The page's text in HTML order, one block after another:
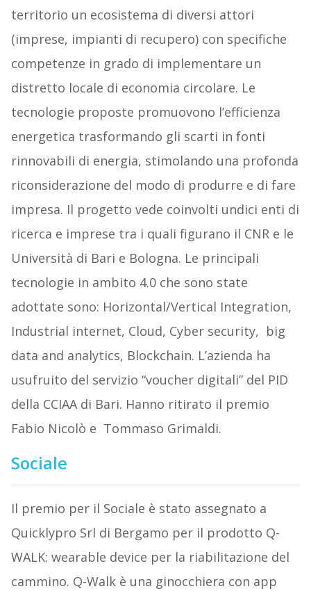
territorio un ecosistema di diversi attori
(imprese, impianti di recupero) con specifiche
competenze in grado di implementare un
distretto locale di economia circolare. Le
tecnologie proposte promuovono l’efficienza
energetica trasformando gli scarti in fonti
rinnovabili di energia, stimolando una profonda
riconsiderazione del modo di produrre e di fare
impresa. Il progetto vede coinvolti undici enti di
ricerca e imprese tra i quali figurano il CNR e le
Università di Bari e Bologna. Le principali
tecnologie in ambito 4.0 che sono state
adottate sono: Horizontal/Vertical Integration,
Industrial internet, Cloud, Cyber security, big
data and analytics, Blockchain. L’azienda ha
usufruito del servizio “voucher digitali” del PID
della CCIAA di Bari. Hanno ritirato il premio
Fabio Nicolò e Tommaso Grimaldi.
Sociale
Il premio per il Sociale è stato assegnato a
Quicklypro Srl di Bergamo per il prodotto Q-
WALK: wearable device per la riabilitazione del
cammino. Q-Walk è una ginocchiera con app